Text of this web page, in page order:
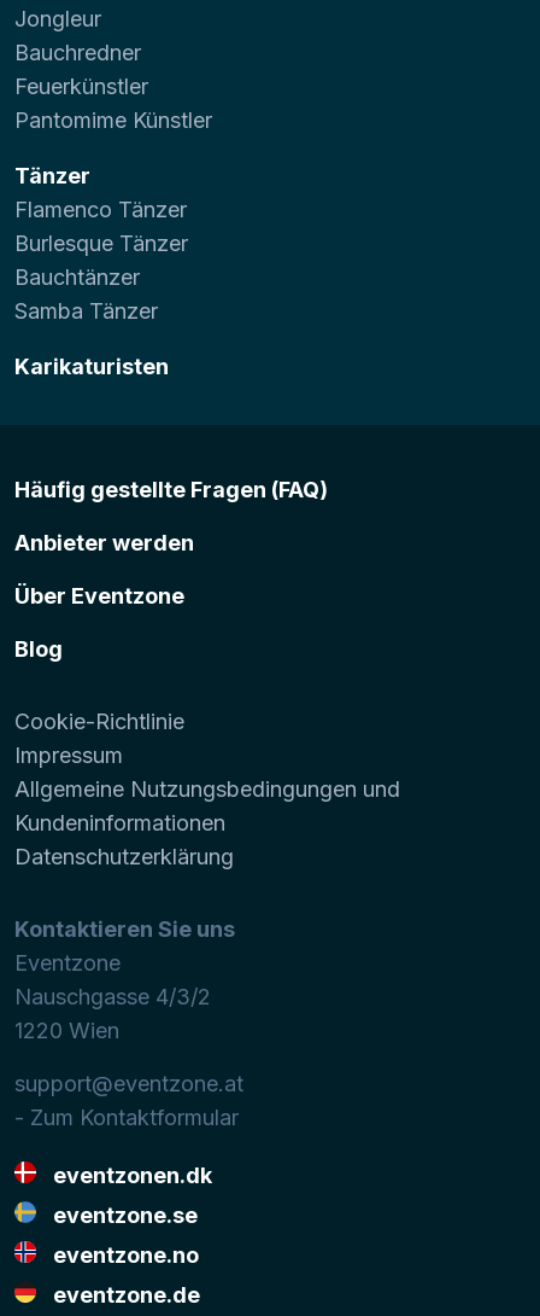
Jongleur
Bauchredner
Feuerkünstler
Pantomime Künstler
Tänzer
Flamenco Tänzer
Burlesque Tänzer
Bauchtänzer
Samba Tänzer
Karikaturisten
Häufig gestellte Fragen (FAQ)
Anbieter werden
Über Eventzone
Blog
Cookie-Richtlinie
Impressum
Allgemeine Nutzungsbedingungen und
Kundeninformationen
Datenschutzerklärung
Kontaktieren Sie uns
Eventzone
Nauschgasse 4/3/2
1220 Wien
support@eventzone.at
- Zum Kontaktformular
eventzonen.dk
eventzone.se
eventzone.no
eventzone.de